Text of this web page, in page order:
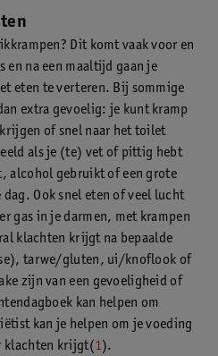
Dit komt vaak voor en
en na een maaltijd gaan je
eten te verteren. Bij sommige
extra gevoelig: je kunt kramp
of snel naar het toilet
als je (te) vet of pittig hebt
alcohol gebruikt of een grote
Ook snel eten of veel lucht
gas in je darmen, met krampen
klachten krijgt na bepaalde
tarwe/gluten, ui/knoflook of
zijn van een gevoeligheid of
kan helpen om
kan je helpen om je voeding
klachten krijgt(1).